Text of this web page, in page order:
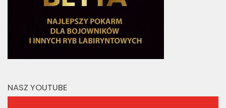
NASZ YOUTUBE